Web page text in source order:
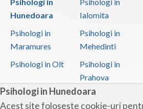
Psihologi in Hunedoara
Acest site foloseste cookie-uri
Psihologi in
Hunedoara
Psihologi in
Ialomita
Psihologi in
Maramures
Psihologi in
Mehedinti
Psihologi in Olt
Psihologi in
Prahova